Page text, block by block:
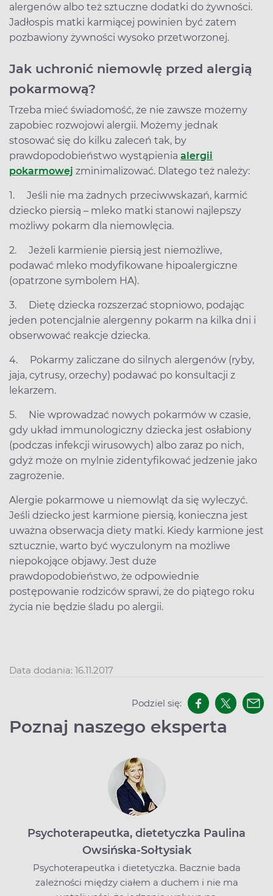
alergenów albo też sztuczne dodatki do żywności.
Jadłospis matki karmiącej powinien być zatem
pozbawiony żywności wysoko przetworzonej.
Jak uchronić niemowlę przed alergią
pokarmową?
Trzeba mieć świadomość, że nie zawsze możemy
zapobiec rozwojowi alergii. Możemy jednak
stosować się do kilku zaleceń tak, by
prawdopodobieństwo wystąpienia alergii
pokarmowej zminimalizować. Dlatego też należy:
1. Jeśli nie ma żadnych przeciwwskazań, karmić
dziecko piersią – mleko matki stanowi najlepszy
możliwy pokarm dla niemowlęcia.
2. Jeżeli karmienie piersią jest niemożliwe,
podawać mleko modyfikowane hipoalergiczne
(opatrzone symbolem HA).
3. Dietę dziecka rozszerzać stopniowo, podając
jeden potencjalnie alergenny pokarm na kilka dni i
obserwować reakcje dziecka.
4. Pokarmy zaliczane do silnych alergenów (ryby,
jaja, cytrusy, orzechy) podawać po konsultacji z
lekarzem.
5. Nie wprowadzać nowych pokarmów w czasie,
gdy układ immunologiczny dziecka jest osłabiony
(podczas infekcji wirusowych) albo zaraz po nich,
gdyż może on mylnie zidentyfikować jedzenie jako
zagrożenie.
Alergie pokarmowe u niemowląt da się wyleczyć.
Jeśli dziecko jest karmione piersią, konieczna jest
uważna obserwacja diety matki. Kiedy karmione jest
sztucznie, warto być wyczulonym na możliwe
niepokojące objawy. Jest duże
prawdopodobieństwo, że odpowiednie
postępowanie rodziców sprawi, że do piątego roku
życia nie będzie śladu po alergii.
Data dodania: 16.11.2017
Podziel się:
Poznaj naszego eksperta
Psychoterapeutka, dietetyczka Paulina
Owsińska-Sołtysiak
Psychoterapeutka i dietetyczka. Bacznie bada
zależności między ciałem a duchem i nie ma